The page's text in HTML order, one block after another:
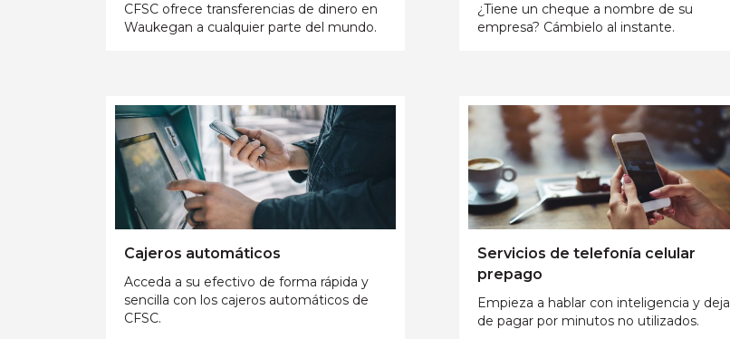
CFSC ofrece transferencias de dinero en
Waukegan a cualquier parte del mundo.
¿Tiene un cheque a nombre de su
empresa? Cámbielo al instante.
Cajeros automáticos
Acceda a su efectivo de forma rápida y
sencilla con los cajeros automáticos de
CFSC.
Servicios de telefonía celular
prepago
Empieza a hablar con inteligencia y deja
de pagar por minutos no utilizados.